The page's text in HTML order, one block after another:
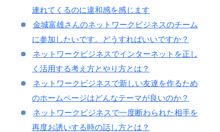
連れてくるのに違和感を感じます
金城富雄さんのネットワークビジネスのチーム
に参加したいです。どうすればいいですか？
ネットワークビジネスでインターネットを正し
く活用する考え方とやり方とは？
ネットワークビジネスで新しい友達を作るため
のホームページはどんなテーマが良いのか？
ネットワークビジネスで一度断わられた相手を
再度お誘いする時の話し方とは？